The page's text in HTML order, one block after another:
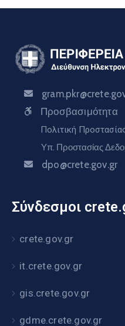
Προσβασιμότητα
Πολιτική
Υπ. Προστασίας
dpo@crete.gov.gr
Σύνδεσμοι
crete.gov.gr
it.crete.gov.gr
gis.crete.gov.gr
gdme.crete.gov.gr